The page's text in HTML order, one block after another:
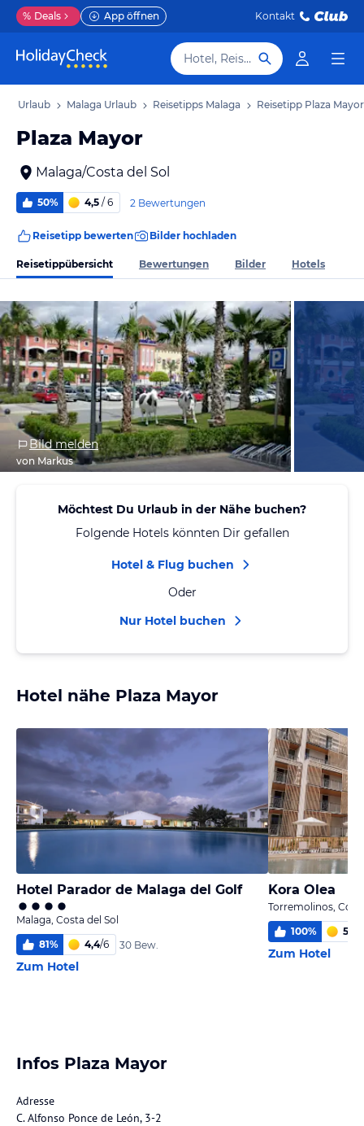
% Deals App öffnen Kontakt
Hotel, Reiseziel
Urlaub Malaga Urlaub Reisetipps Malaga Reisetipp Plaza Mayor
Plaza Mayor
Malaga/Costa del Sol
50% 4,5 / 6 2 Bewertungen
Reisetipp bewerten Bilder hochladen
Reisetippübersicht Bewertungen Bilder Hotels
Bild melden
von Markus
Möchtest Du Urlaub in der Nähe buchen?
Folgende Hotels könnten Dir gefallen
Hotel & Flug buchen
Oder
Nur Hotel buchen
Hotel nähe Plaza Mayor
Hotel Parador de Malaga del Golf
Malaga, Costa del Sol
81% 4,4/6 30 Bew.
Zum Hotel
Kora Olea
Torremolinos,
100% 5,9
Zum Hotel
Infos Plaza Mayor
Adresse
C. Alfonso Ponce de León, 3-2